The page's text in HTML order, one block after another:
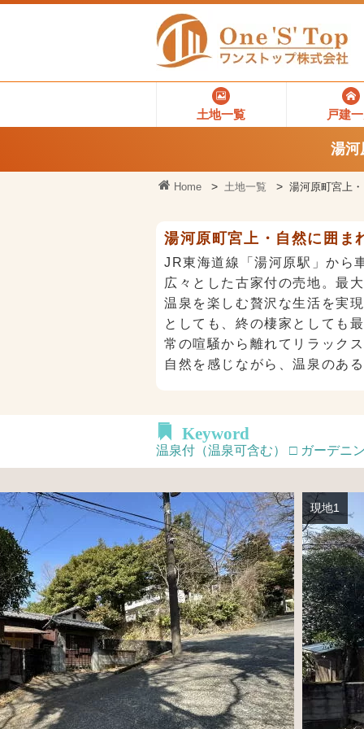
土地一覧 戸建
湯
Home 土地一覧 湯河原町宮上
湯河原町宮上・自然に囲
JR東海道線「湯河原駅」から
広々とした古家付の売地。最
温泉を楽しむ贅沢な生活を実
としても、終の棲家としても
常の喧騒から離れてリラック
自然を感じながら、温泉のあ
Keyword
温泉付（温泉可含む） □ ガーデニ
現地1